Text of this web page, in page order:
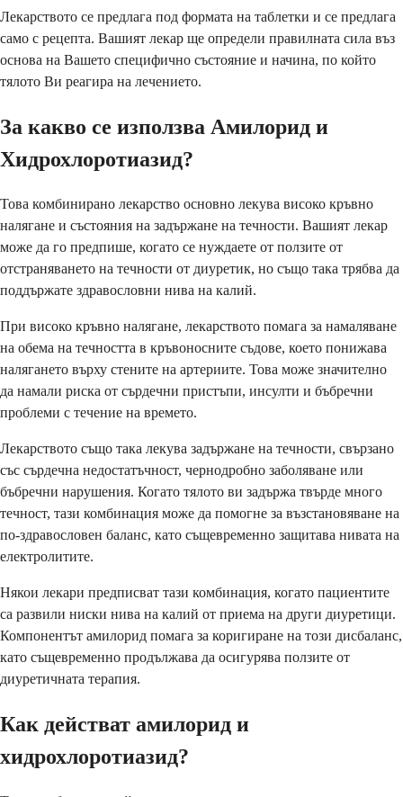
Лекарството се предлага под формата на таблетки и се предлага
само с рецепта. Вашият лекар ще определи правилната сила въз
основа на Вашето специфично състояние и начина, по който
тялото Ви реагира на лечението.
За какво се използва Амилорид и
Хидрохлоротиазид?
Това комбинирано лекарство основно лекува високо кръвно
налягане и състояния на задържане на течности. Вашият лекар
може да го предпише, когато се нуждаете от ползите от
отстраняването на течности от диуретик, но също така трябва да
поддържате здравословни нива на калий.
При високо кръвно налягане, лекарството помага за намаляване
на обема на течността в кръвоносните съдове, което понижава
налягането върху стените на артериите. Това може значително
да намали риска от сърдечни пристъпи, инсулти и бъбречни
проблеми с течение на времето.
Лекарството също така лекува задържане на течности, свързано
със сърдечна недостатъчност, чернодробно заболяване или
бъбречни нарушения. Когато тялото ви задържа твърде много
течност, тази комбинация може да помогне за възстановяване на
по-здравословен баланс, като същевременно защитава нивата на
електролитите.
Някои лекари предписват тази комбинация, когато пациентите
са развили ниски нива на калий от приема на други диуретици.
Компонентът амилорид помага за коригиране на този дисбаланс,
като същевременно продължава да осигурява ползите от
диуретичната терапия.
Как действат амилорид и
хидрохлоротиазид?